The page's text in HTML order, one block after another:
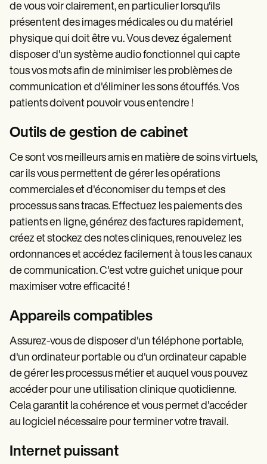
de vous voir clairement, en particulier lorsqu'ils
présentent des images médicales ou du matériel
physique qui doit être vu. Vous devez également
disposer d'un système audio fonctionnel qui capte
tous vos mots afin de minimiser les problèmes de
communication et d'éliminer les sons étouffés. Vos
patients doivent pouvoir vous entendre !
Outils de gestion de cabinet
Ce sont vos meilleurs amis en matière de soins virtuels,
car ils vous permettent de gérer les opérations
commerciales et d'économiser du temps et des
processus sans tracas. Effectuez les paiements des
patients en ligne, générez des factures rapidement,
créez et stockez des notes cliniques, renouvelez les
ordonnances et accédez facilement à tous les canaux
de communication. C'est votre guichet unique pour
maximiser votre efficacité !
Appareils compatibles
Assurez-vous de disposer d'un téléphone portable,
d'un ordinateur portable ou d'un ordinateur capable
de gérer les processus métier et auquel vous pouvez
accéder pour une utilisation clinique quotidienne.
Cela garantit la cohérence et vous permet d'accéder
au logiciel nécessaire pour terminer votre travail.
Internet puissant